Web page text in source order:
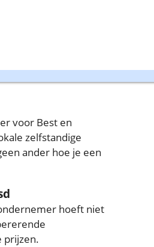
voor Best en
zelfstandige
ander hoe je een
hoeft niet
prijzen.